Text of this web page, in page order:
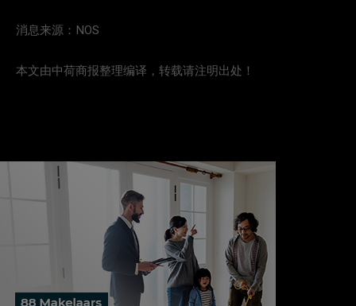
消息来源：NOS
本文由中荷商报整理编译，转载请注明出处！